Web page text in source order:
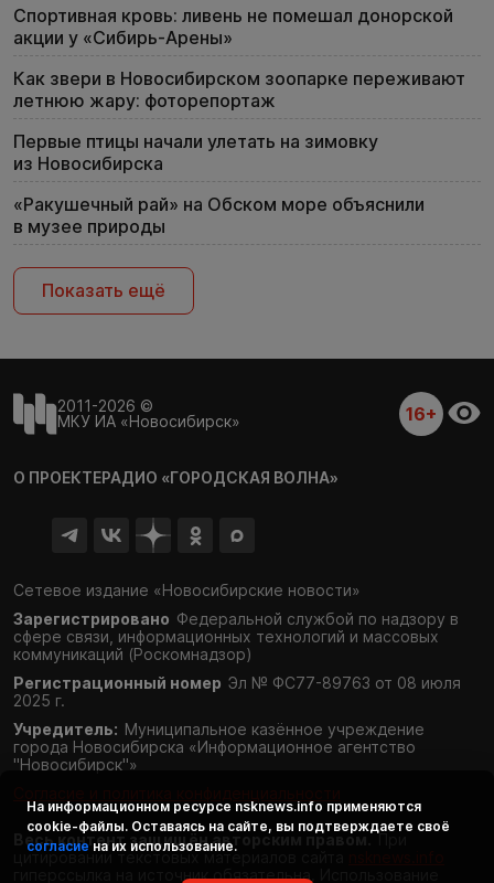
Спортивная кровь: ливень не помешал донорской
акции у «Сибирь-Арены»
Как звери в Новосибирском зоопарке переживают
летнюю жару: фоторепортаж
Первые птицы начали улетать на зимовку
из Новосибирска
«Ракушечный рай» на Обском море объяснили
в музее природы
Показать ещё
2011-2026 ©
МКУ ИА «Новосибирск»
16+
О ПРОЕКТЕРАДИО «ГОРОДСКАЯ ВОЛНА»
Сетевое издание «Новосибирские новости»
Зарегистрировано Федеральной службой по надзору в
сфере связи, информационных технологий и массовых
коммуникаций (Роскомнадзор)
Регистрационный номер Эл № ФС77-89763 от 08 июля
2025 г.
Учредитель: Муниципальное казённое учреждение
города Новосибирска «Информационное агентство
"Новосибирск"»
Весь контент защищён авторским правом. При
цитировании текстовых материалов сайта
гиперссылка на источник обязательна. Использование
На информационном ресурсе nsknews.info применяются
cookie-файлы. Оставаясь на сайте, вы подтверждаете своё
согласие на их использование.